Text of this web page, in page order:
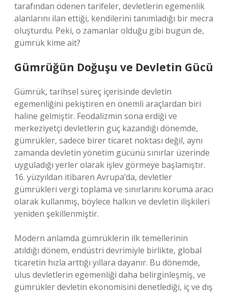
tarafından ödenen tarifeler, devletlerin egemenlik
alanlarını ilan ettiği, kendilerini tanımladığı bir mecra
oluşturdu. Peki, o zamanlar olduğu gibi bugün de,
gümrük kime ait?
Gümrüğün Doğuşu ve Devletin Gücü
Gümrük, tarihsel süreç içerisinde devletin
egemenliğini pekiştiren en önemli araçlardan biri
haline gelmiştir. Feodalizmin sona erdiği ve
merkeziyetçi devletlerin güç kazandığı dönemde,
gümrükler, sadece birer ticaret noktası değil, aynı
zamanda devletin yönetim gücünü sınırlar üzerinde
uyguladığı yerler olarak işlev görmeye başlamıştır.
16. yüzyıldan itibaren Avrupa’da, devletler
gümrükleri vergi toplama ve sınırlarını koruma aracı
olarak kullanmış, böylece halkın ve devletin ilişkileri
yeniden şekillenmiştir.
Modern anlamda gümrüklerin ilk temellerinin
atıldığı dönem, endüstri devrimiyle birlikte, global
ticaretin hızla arttığı yıllara dayanır. Bu dönemde,
ulus devletlerin egemenliği daha belirginleşmiş, ve
gümrükler devletin ekonomisini denetlediği, iç ve dış